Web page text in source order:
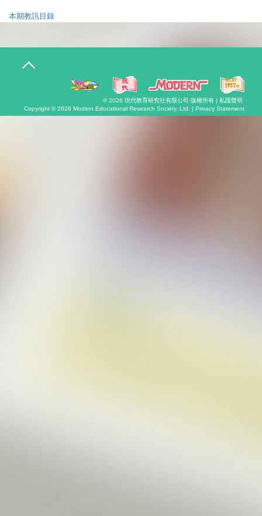
本期教訊目錄
T
n
© 2026 現代教育研究社有限公司 ·版權所有 | 私隱聲明
Copyright © 2026 Modern Educational Research Society, Ltd. | Privacy Statement